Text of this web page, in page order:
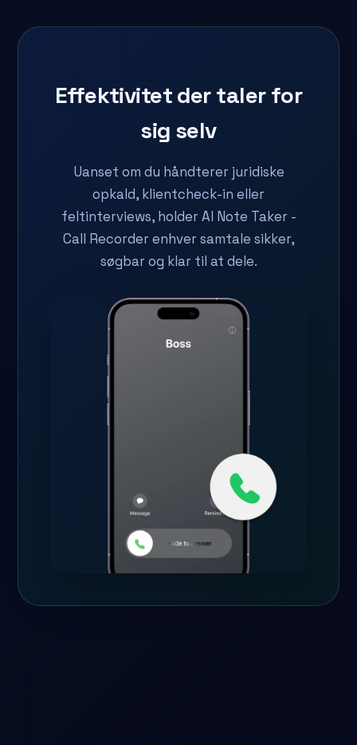
Effektivitet der taler for
sig selv
Uanset om du håndterer juridiske
opkald, klientcheck-in eller
feltinterviews, holder AI Note Taker -
Call Recorder enhver samtale sikker,
søgbar og klar til at dele.